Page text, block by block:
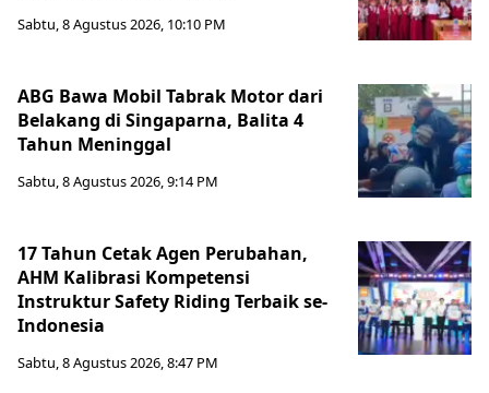
Sabtu, 8 Agustus 2026, 10:10 PM
ABG Bawa Mobil Tabrak Motor dari
Belakang di Singaparna, Balita 4
Tahun Meninggal
Sabtu, 8 Agustus 2026, 9:14 PM
17 Tahun Cetak Agen Perubahan,
AHM Kalibrasi Kompetensi
Instruktur Safety Riding Terbaik se-
Indonesia
Sabtu, 8 Agustus 2026, 8:47 PM